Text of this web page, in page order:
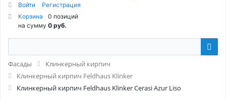
Войти
Регистрация
Корзина
0 позиций
на сумму 0 руб.
Фасады
Клинкерный кирпич
Клинкерный кирпич Feldhaus Klinker
Клинкерный кирпич Feldhaus Klinker Cerasi Azur Liso